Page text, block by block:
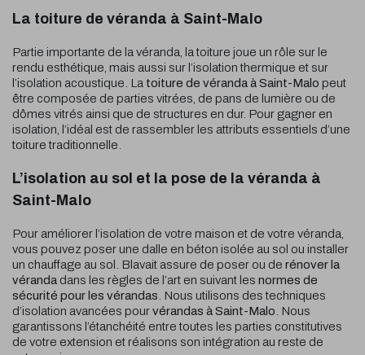
La toiture de véranda à Saint-Malo
Partie importante de la véranda, la toiture joue un rôle sur le
rendu esthétique, mais aussi sur l’isolation thermique et sur
l’isolation acoustique. La toiture de vérandaà Saint-Malo peut
être composée de parties vitrées, de pans de lumière ou de
dômes vitrés ainsi que de structures en dur. Pour gagner en
isolation, l’idéal est de rassembler les attributs essentiels d’une
toiture traditionnelle.
L’isolation au sol et la pose de la véranda à
Saint-Malo
Pour améliorer l’isolation de votre maison et de votre véranda,
vous pouvez poser une dalle en béton isolée au sol ou installer
un chauffage au sol. Blavait assure de poser ou de rénover la
véranda dans les règles de l’art en suivant les normes de
sécurité pour les vérandas . Nous utilisons des techniques
d’isolation avancées pourvérandas à Saint-Malo . Nous
garantissons l’étanchéité entre toutes les parties constitutives
de votre extension et réalisons son intégration au reste de